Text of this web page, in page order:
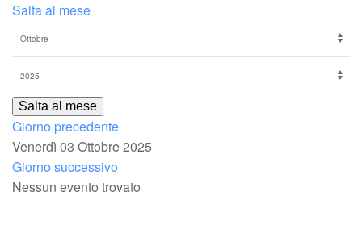
Salta al mese
Salta al mese
Giorno precedente
Venerdì 03 Ottobre 2025
Giorno successivo
Nessun evento trovato